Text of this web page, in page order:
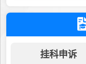
挂科申诉